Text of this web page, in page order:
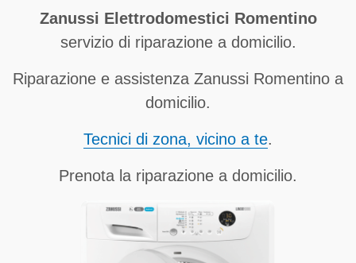
Zanussi Elettrodomestici Romentino
servizio di riparazione a domicilio.
Riparazione e assistenza Zanussi Romentino a
domicilio.
Tecnici di zona, vicino a te.
Prenota la riparazione a domicilio.